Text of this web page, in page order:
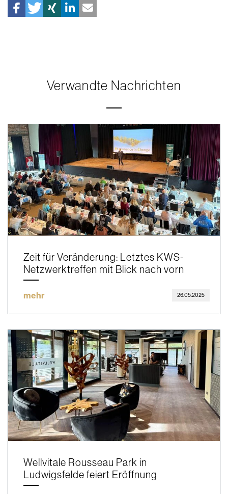
Verwandte Nachrichten
Zeit für Veränderung: Letztes KWS-
Netzwerktreffen mit Blick nach vorn
mehr 26.05.2025
Wellvitale Rousseau Park in
Ludwigsfelde feiert Eröffnung